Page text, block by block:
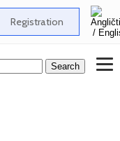
Registration